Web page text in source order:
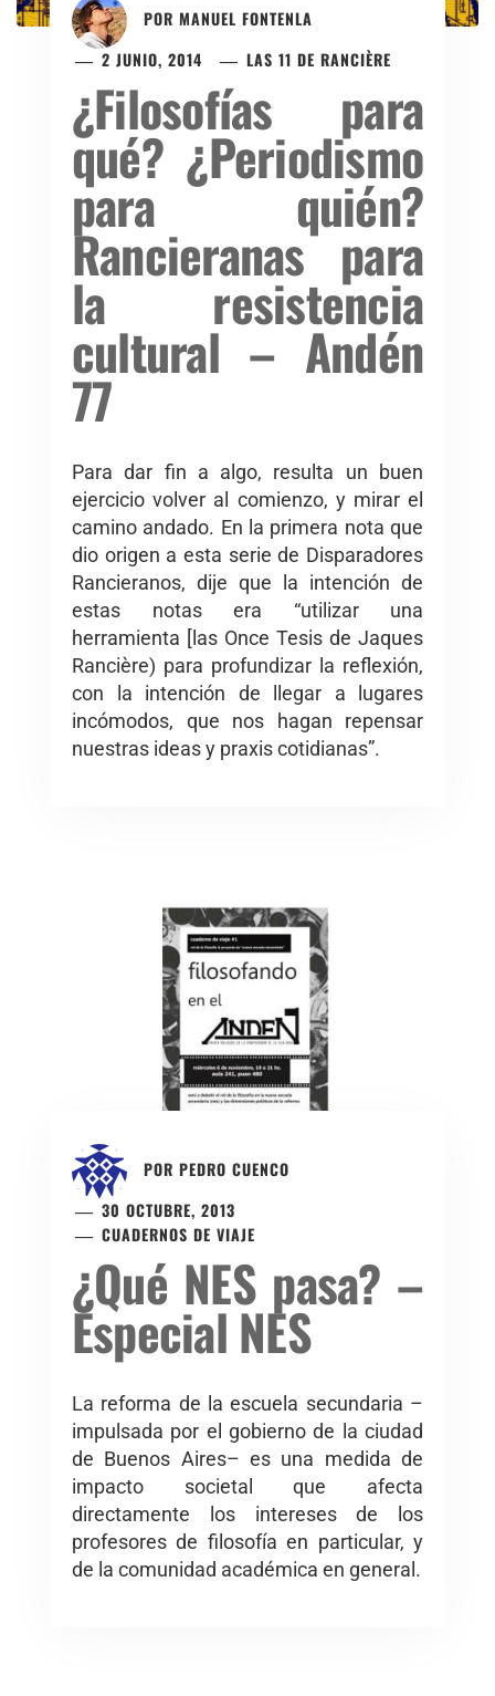
POR MANUEL FONTENLA
2 JUNIO, 2014
LAS 11 DE RANCIÈRE
¿Filosofías para
qué? ¿Periodismo
para quién?
Rancieranas para
la resistencia
cultural – Andén
77
Para dar fin a algo, resulta un buen
ejercicio volver al comienzo, y mirar el
camino andado. En la primera nota que
dio origen a esta serie de Disparadores
Rancieranos, dije que la intención de
estas notas era “utilizar una
herramienta [las Once Tesis de Jaques
Rancière) para profundizar la reflexión,
con la intención de llegar a lugares
incómodos, que nos hagan repensar
nuestras ideas y praxis cotidianas”.
POR PEDRO CUENCO
30 OCTUBRE, 2013
CUADERNOS DE VIAJE
¿Qué NES pasa? –
Especial NES
La reforma de la escuela secundaria –
impulsada por el gobierno de la ciudad
de Buenos Aires– es una medida de
impacto societal que afecta
directamente los intereses de los
profesores de filosofía en particular, y
de la comunidad académica en general.